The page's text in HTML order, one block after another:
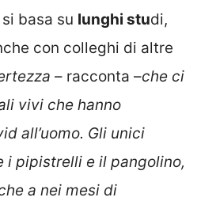
basa su lunghi studi,
con colleghi di altre
– racconta –che ci
vivi che hanno
all’uomo. Gli unici
i pipistrelli e il pangolino,
a nei mesi di